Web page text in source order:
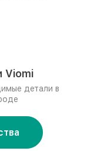
Viomi
детали в